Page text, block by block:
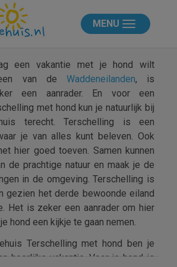
MENU
een vakantie met je hond wilt
van de Waddeneilanden, is
een aanrader. En voor een
met hond kun je natuurlijk bij
terecht. Terschelling is een
je van alles kunt beleven. Ook
hier goed toeven. Samen kunnen
de prachtige natuur en maak je de
in de omgeving. Terschelling is
gezien het derde bewoonde eiland
Het is zeker een aanrader om hier
hond een kijkje te gaan nemen.
Terschelling met hond ben je
heerlijke vakantie. Voor je hond is